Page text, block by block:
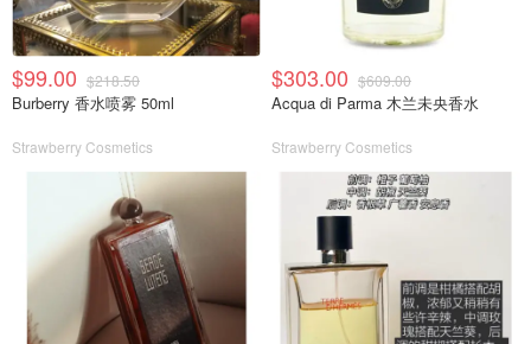
$99.00 $218.50
Burberry 香水喷雾 50ml
Strawberry Cosmetics
$303.00 $609.00
Acqua di Parma 木兰未央香水
Strawberry Cosmetics